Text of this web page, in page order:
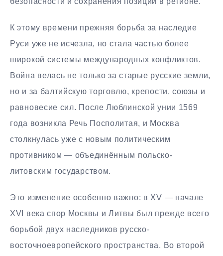
К этому времени прежняя борьба за наследие
Руси уже не исчезла, но стала частью более
широкой системы международных конфликтов.
Война велась не только за старые русские земли,
но и за балтийскую торговлю, крепости, союзы и
равновесие сил. После Люблинской унии 1569
года возникла Речь Посполитая, и Москва
столкнулась уже с новым политическим
противником — объединённым польско-
литовским государством.
Это изменение особенно важно: в XV — начале
XVI века спор Москвы и Литвы был прежде всего
борьбой двух наследников русско-
восточноевропейского пространства. Во второй